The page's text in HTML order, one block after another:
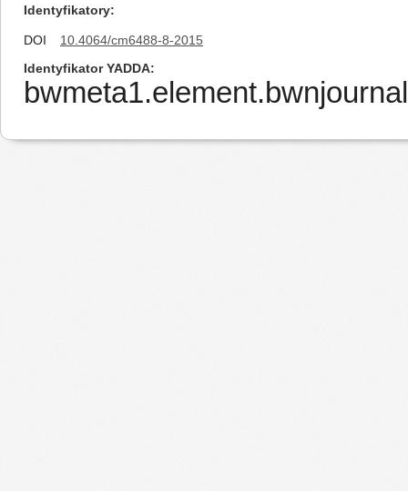
Identyfikatory
DOI
10.4064/cm6488-8-2015
Identyfikator YADDA